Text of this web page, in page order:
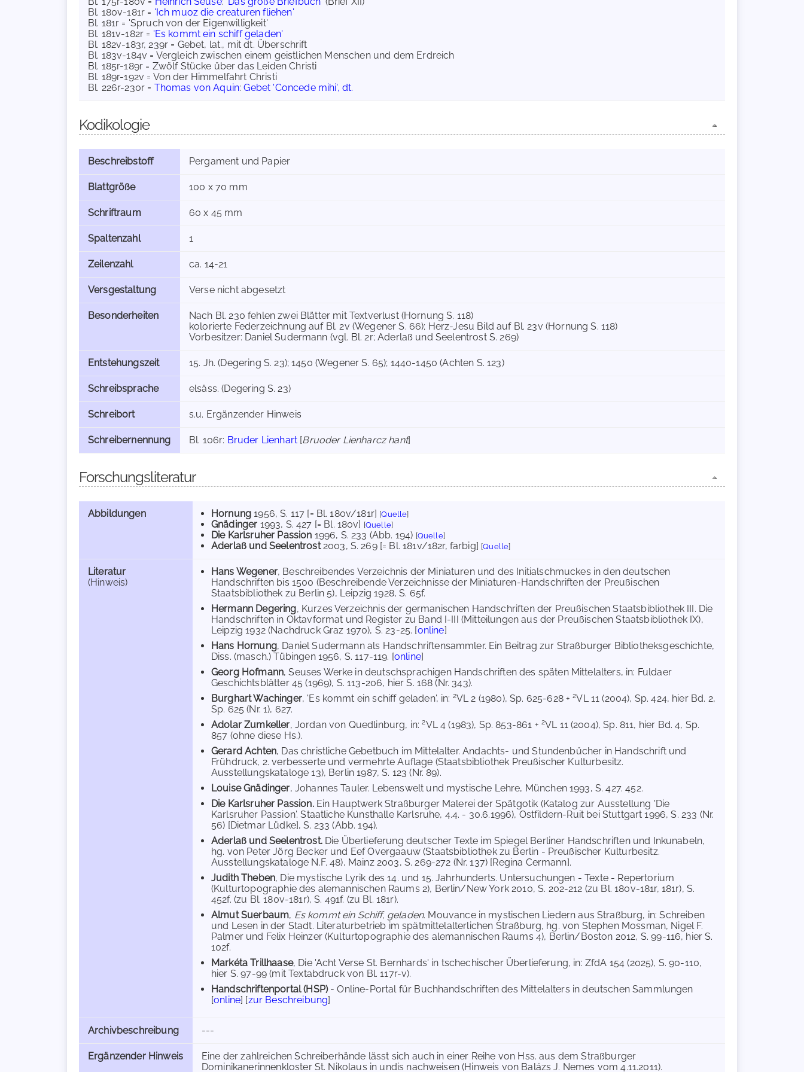
Bl. 180v-181r = 'Ich muoz die creaturen fliehen'
Bl. 181r = 'Spruch von der Eigenwilligkeit'
Bl. 181v-182r = 'Es kommt ein schiff geladen'
Bl. 182v-183r, 239r = Gebet, lat., mit dt. Überschrift
Bl. 183v-184v = Vergleich zwischen einem geistlichen Menschen und dem Erdreich
Bl. 185r-189r = Zwölf Stücke über das Leiden Christi
Bl. 189r-192v = Von der Himmelfahrt Christi
Bl. 226r-230r = Thomas von Aquin:Gebet 'Concede mihi', dt.
Kodikologie
Beschreibstoff Pergament und Papier
Blattgröße 100 x 70 mm
Schriftraum 60 x 45 mm
Spaltenzahl 1
Zeilenzahl ca. 14-21
Versgestaltung Verse nicht abgesetzt
Besonderheiten
Nach Bl. 230 fehlen zwei Blätter mit Textverlust (Hornung S. 118)
kolorierte Federzeichnung auf Bl. 2v (Wegener S. 66); Herz-Jesu Bild auf Bl. 23v (Hornung S. 118)
Vorbesitzer: Daniel Sudermann (vgl. Bl. 2r; Aderlaß und Seelentrost S. 269)
Entstehungszeit 15. Jh. (Degering S. 23); 1450 (Wegener S. 65); 1440-1450 (Achten S. 123)
Schreibsprache elsäss. (Degering S. 23)
Schreibort s.u. Ergänzender Hinweis
Schreibernennung Bl. 106r: Bruder Lienhart [Bruoder Lienharcz hant]
Forschungsliteratur
Abbildungen Hornung 1956, S. 117 [= Bl. 180v/181r] [Quelle]
Gnädinger 1993, S. 427 [= Bl. 180v] [Quelle]
Die Karlsruher Passion 1996, S. 233 (Abb. 194) [Quelle]
Aderlaß und Seelentrost2003, S. 269 [= Bl. 181v/182r, farbig] [Quelle]
Literatur
(Hinweis)
Hans Wegener, Beschreibendes Verzeichnis der Miniaturen und des Initialschmuckes in den deutschen
Handschriften bis 1500 (Beschreibende Verzeichnisse der Miniaturen-Handschriften der Preußischen
Staatsbibliothek zu Berlin 5), Leipzig 1928, S. 65f.
Hermann Degering, Kurzes Verzeichnis der germanischen Handschriften der Preußischen Staatsbibliothek III. Die
Handschriften in Oktavformat und Register zu Band I-III (Mitteilungen aus der Preußischen Staatsbibliothek IX),
Leipzig 1932 (Nachdruck Graz 1970), S. 23-25. [online]
Hans Hornung, Daniel Sudermann als Handschriftensammler. Ein Beitrag zur Straßburger Bibliotheksgeschichte,
Diss. (masch.) Tübingen 1956, S. 117-119. [online]
Georg Hofmann, Seuses Werke in deutschsprachigen Handschriften des späten Mittelalters, in: Fuldaer
Geschichtsblätter 45 (1969), S. 113-206, hier S. 168 (Nr. 343).
Burghart Wachinger, 'Es kommt ein schiff geladen', in: 2VL 2 (1980), Sp. 625-628 +2VL 11 (2004), Sp. 424, hier Bd. 2,
Sp. 625 (Nr. 1), 627.
Adolar Zumkeller, Jordan von Quedlinburg, in:2VL 4 (1983), Sp. 853-861 + 2VL 11 (2004), Sp. 811, hier Bd. 4, Sp.
857 (ohne diese Hs.).
Gerard Achten, Das christliche Gebetbuch im Mittelalter. Andachts- und Stundenbücher in Handschrift und
Frühdruck, 2. verbesserte und vermehrte Auflage (Staatsbibliothek Preußischer Kulturbesitz.
Ausstellungskataloge 13), Berlin 1987, S. 123 (Nr. 89).
Louise Gnädinger, Johannes Tauler. Lebenswelt und mystische Lehre, München 1993, S. 427. 452.
Die Karlsruher Passion.Ein Hauptwerk Straßburger Malerei der Spätgotik (Katalog zur Ausstellung 'Die
Karlsruher Passion'. Staatliche Kunsthalle Karlsruhe, 4.4. - 30.6.1996), Ostfildern-Ruit bei Stuttgart 1996, S. 233 (Nr.
56) [Dietmar Lüdke], S. 233 (Abb. 194).
Aderlaß und Seelentrost.Die Überlieferung deutscher Texte im Spiegel Berliner Handschriften und Inkunabeln,
hg. von Peter Jörg Becker und Eef Overgaauw (Staatsbibliothek zu Berlin - Preußischer Kulturbesitz.
Ausstellungskataloge N.F. 48), Mainz 2003, S. 269-272 (Nr. 137) [Regina Cermann].
Judith Theben, Die mystische Lyrik des 14. und 15. Jahrhunderts. Untersuchungen - Texte - Repertorium
(Kulturtopographie des alemannischen Raums 2), Berlin/New York 2010, S. 202-212 (zu Bl. 180v-181r, 181r), S.
452f. (zu Bl. 180v-181r), S. 491f. (zu Bl. 181r).
Almut Suerbaum, Es kommt ein Schiff, geladen. Mouvance in mystischen Liedern aus Straßburg, in: Schreiben
und Lesen in der Stadt. Literaturbetrieb im spätmittelalterlichen Straßburg, hg. von Stephen Mossman, Nigel F.
Palmer und Felix Heinzer (Kulturtopographie des alemannischen Raums 4), Berlin/Boston 2012, S. 99-116, hier S.
102f.
Markéta Trillhaase, Die 'Acht Verse St. Bernhards' in tschechischer Überlieferung, in: ZfdA 154 (2025), S. 90-110,
hier S. 97-99 (mit Textabdruck von Bl. 117r-v).
Handschriftenportal (HSP)- Online-Portal für Buchhandschriften des Mittelalters in deutschen Sammlungen
[online] [zur Beschreibung]
Archivbeschreibung ---
Ergänzender Hinweis
Eine der zahlreichen Schreiberhände lässt sich auch in einer Reihe von Hss. aus dem Straßburger
Dominikanerinnenkloster St. Nikolaus in undis nachweisen (Hinweis von Balázs J. Nemes vom 4.11.2011).